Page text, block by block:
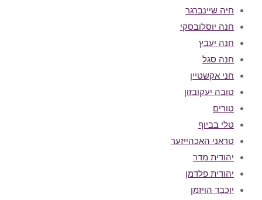
חיה שיינברגר
חנה יוסלובסקי
חנה יעבץ
חנה סגל
חני אקשטיין
טובה יעקובזון
טורים
טלי בביוף
טראני האכהייזער
יהודית מדר
יהודית פלדמן
יוכבד הויזמן